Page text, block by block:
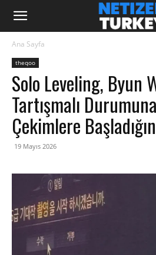
Ana Sayfa
theqoo
Solo Leveling, Byun
Tartışmalı
Çekimlere
19 Mayıs 2026